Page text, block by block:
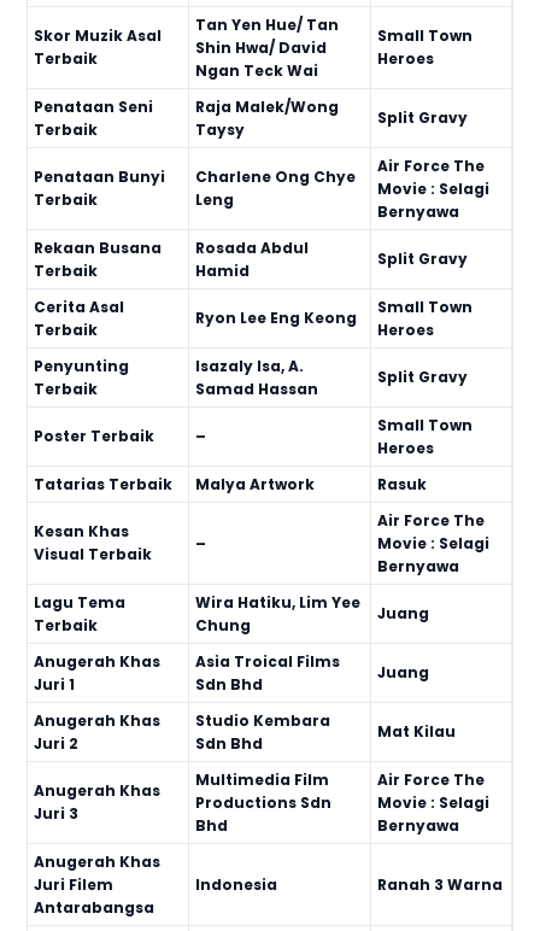
Skor Muzik Asal
Terbaik
Tan Yen Hue/ Tan
Shin Hwa/ David
Ngan Teck Wai
Small Town
Heroes
Penataan Seni
Terbaik
Raja Malek/Wong
Taysy
Split Gravy
Penataan Bunyi
Terbaik
Charlene Ong Chye
Leng
Air Force The
Movie : Selagi
Bernyawa
Rekaan Busana
Terbaik
Rosada Abdul
Hamid
Split Gravy
Cerita Asal
Terbaik
Ryon Lee Eng Keong
Small Town
Heroes
Penyunting
Terbaik
Isazaly Isa, A.
Samad Hassan
Split Gravy
Poster Terbaik –
Small Town
Heroes
Tatarias Terbaik
Malya Artwork Rasuk
Kesan Khas
Visual Terbaik
–
Air Force The
Movie : Selagi
Bernyawa
Lagu Tema
Terbaik
Wira Hatiku, Lim Yee
Chung
Juang
Anugerah Khas
Juri 1
Asia Troical Films
Sdn Bhd
Juang
Anugerah Khas
Juri 2
Studio Kembara
Sdn Bhd
Mat Kilau
Anugerah Khas
Juri 3
Multimedia Film
Productions Sdn
Bhd
Air Force The
Movie : Selagi
Bernyawa
Anugerah Khas
Juri Filem
Antarabangsa
Indonesia Ranah 3 Warna